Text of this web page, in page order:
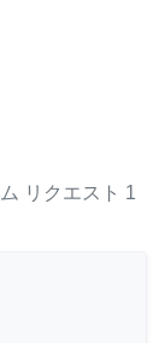
リクエスト 1